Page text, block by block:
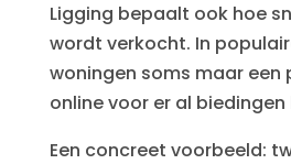
Ligging bepaalt ook hoe
wordt verkocht. In
woningen soms maar een
online voor er al
Een concreet voorbeeld: